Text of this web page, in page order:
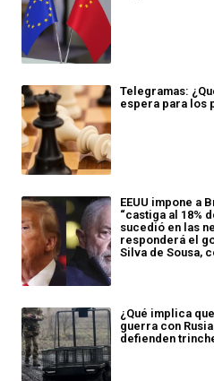
Telegramas:
espera para los
EEUU impone a
“castiga al 18%
sucedió en las
responderá el
Silva de Sousa,
¿Qué implica
guerra con
defienden